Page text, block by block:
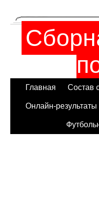
Главная Состав
Онлайн-результаты